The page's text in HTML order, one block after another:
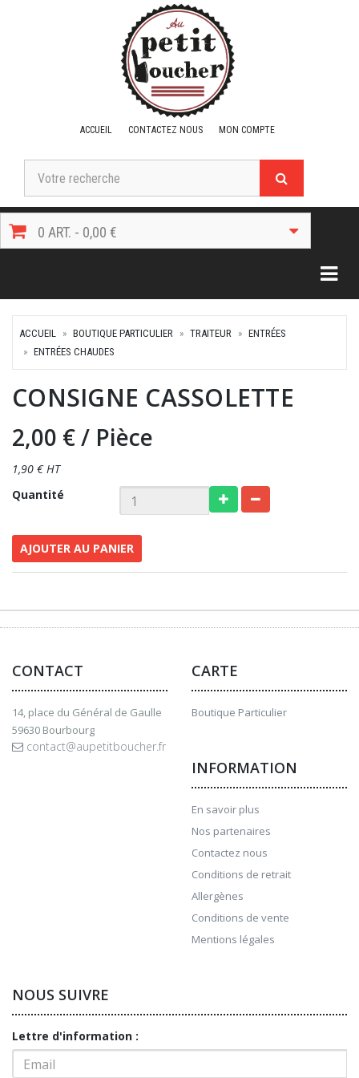
ACCUEIL CONTACTEZ NOUS MON COMPTE
0 ART. - 0,00 €
ACCUEIL BOUTIQUE PARTICULIER TRAITEUR
ENTRÉES
ENTRÉES CHAUDES
CONSIGNE CASSOLETTE
2,00 €/ Pièce
1,90 € HT
Quantité
AJOUTER AU PANIER
CONTACT
14, place du Général de Gaulle
59630 Bourbourg
contact@aupetitboucher.fr
CARTE
Boutique Particulier
INFORMATION
En savoir plus
Nos partenaires
Contactez nous
Conditions de retrait
Allergènes
Conditions de vente
Mentions légales
NOUS SUIVRE
Lettre d'information :